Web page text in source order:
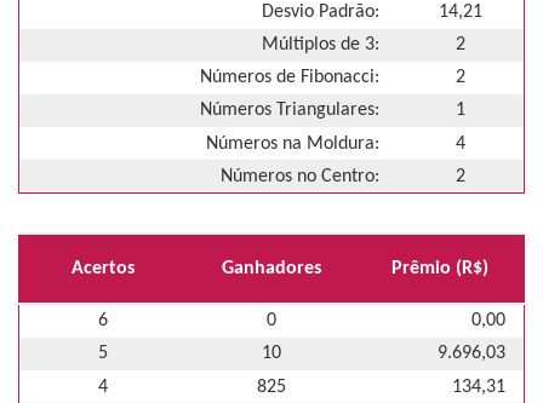
Desvio Padrão:
14,21
Múltiplos de 3:
2
Números de Fibonacci:
2
Números Triangulares:
1
Números na Moldura:
4
Números no Centro:
2
Acertos Ganhadores Prêmio (R$)
6 0
0,00
5
10
9.696,03
4
825
134,31